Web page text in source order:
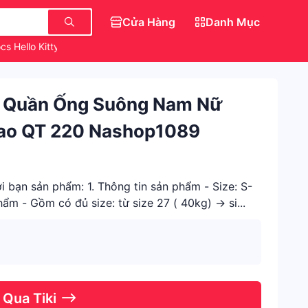
Hello Kitty
Cửa Hàng Danh Mục
Ống Suông Nam Nữ
QT 220 Nashop1089
sản phẩm: 1. Thông tin sản phẩm - Size: S-
- Gồm có đủ size: từ size 27 ( 40kg) -> si...
Tiki